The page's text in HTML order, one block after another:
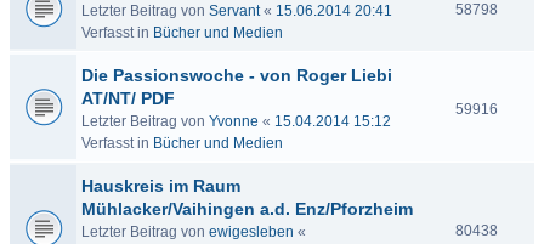
Letzter Beitrag von Servant« 15.06.2014 20:41
Verfasst in Bücher und Medien
58798
Die Passionswoche - von Roger Liebi
AT/NT/ PDF
Letzter Beitrag von Yvonne « 15.04.2014 15:12
Verfasst in Bücher und Medien
59916
Hauskreis im Raum
Mühlacker/Vaihingen a.d. Enz/Pforzheim
Letzter Beitrag von ewigesleben «
80438